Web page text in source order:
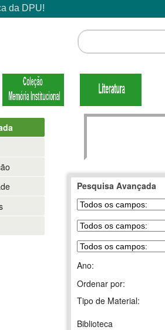
Pesquisa Avançada
Ano:
Ordenar por:
Tipo de Material:
Biblioteca